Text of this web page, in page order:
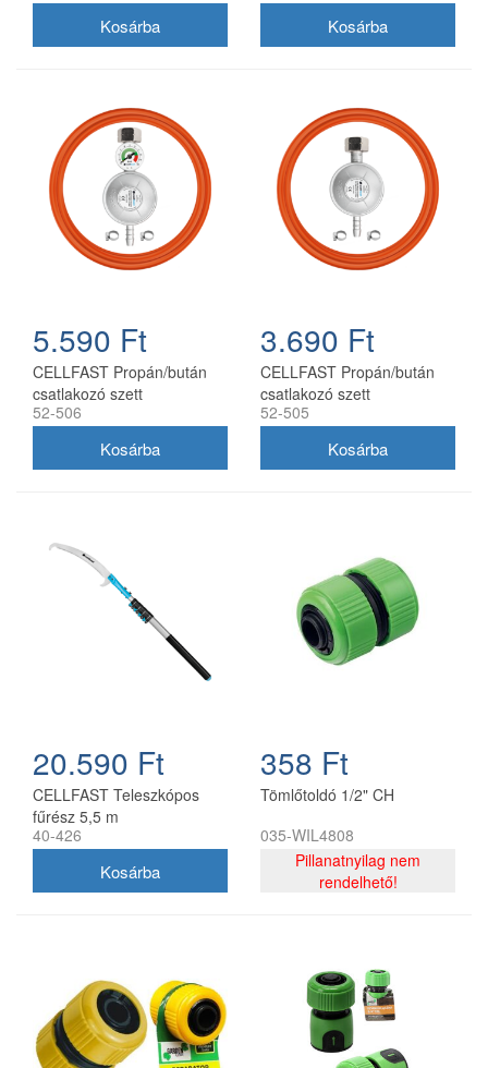
5.590 Ft
CELLFAST Propán/bután
csatlakozó szett
nyomásmérővel
52-506
3.690 Ft
CELLFAST Propán/bután
csatlakozó szett
52-505
20.590 Ft
CELLFAST Teleszkópos
fűrész 5,5 m
40-426
358 Ft
Tömlőtoldó 1/2" CH
035-WIL4808
Pillanatnyilag nem
rendelhető!